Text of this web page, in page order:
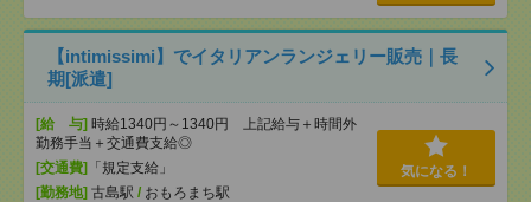
【intimissimi】でイタリアンランジェリー販売｜長
期[派遣]
[給 与] 時給1340円～1340円 上記給与＋時間外
勤務手当＋交通費支給◎
[交通費]
「規定支給」
[勤務地] 古島駅 / おもろまち駅
気になる！